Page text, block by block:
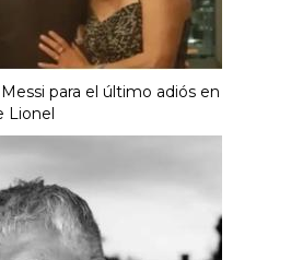
para el último adiós en
Lionel